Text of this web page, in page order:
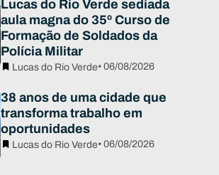
Lucas do Rio Verde sediada
aula magna do 35º Curso de
Formação de Soldados da
Polícia Militar
Lucas do Rio Verde• 06/08/2026
38 anos de uma cidade que
transforma trabalho em
oportunidades
Lucas do Rio Verde• 06/08/2026